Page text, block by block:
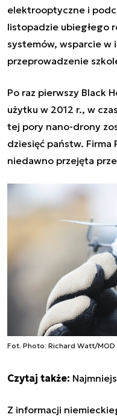
elektrooptyczne i
listopadzie ubiegłego
systemów, wsparcie w
przeprowadzenie
Po raz pierwszy Black
użytku w 2012 r., w
tej pory nano-drony
dziesięć państw. Firma
niedawno przejęta
Fot. Photo: Richard Watt/MOD
Czytaj także:
Z informacji